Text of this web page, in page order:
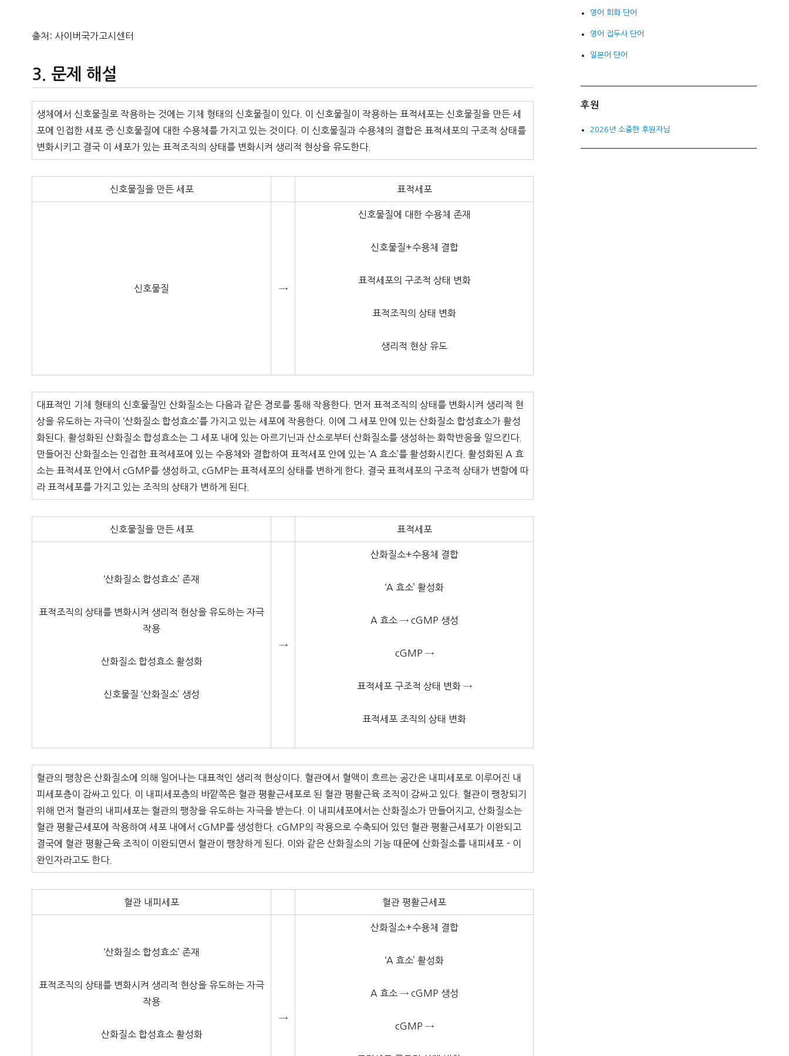
출처: 사이버국가고시센터
문제 해설
생체에서 신호물질로 작용하는 것에는 기체 형태의 신호물질이 있다. 이 신호물질이 작용하는 표적세포는 신호물질을 만든 세
포에 인접한 세포 중 신호물질에 대한 수용체를 가지고 있는 것이다. 이 신호물질과 수용체의 결합은 표적세포의 구조적 상태를
변화시키고 결국 이 세포가 있는 표적조직의 상태를 변화시켜 생리적 현상을 유도한다.
신호물질을 만든 세포 표적세포
신호물질 →
신호물질에 대한 수용체 존재
신호물질+수용체 결합
표적세포의 구조적 상태 변화
표적조직의 상태 변화
생리적 현상 유도
대표적인 기체 형태의 신호물질인 산화질소는 다음과 같은 경로를 통해 작용한다. 먼저 표적조직의 상태를 변화시켜 생리적 현
상을 유도하는 자극이 ‘산화질소 합성효소’를 가지고 있는 세포에 작용한다. 이에 그 세포 안에 있는 산화질소 합성효소가 활성
화된다. 활성화된 산화질소 합성효소는 그 세포 내에 있는 아르기닌과 산소로부터 산화질소를 생성하는 화학반응을 일으킨다.
만들어진 산화질소는 인접한 표적세포에 있는 수용체와 결합하여 표적세포 안에 있는 ‘A 효소’를 활성화시킨다. 활성화된 A 효
소는 표적세포 안에서 cGMP를 생성하고, cGMP는 표적세포의 상태를 변하게 한다. 결국 표적세포의 구조적 상태가 변함에 따
라 표적세포를 가지고 있는 조직의 상태가 변하게 된다.
신호물질을 만든 세포 표적세포
‘산화질소 합성효소’ 존재
표적조직의 상태를 변화시켜 생리적 현상을 유도하는 자극
작용
산화질소 합성효소 활성화
신호물질 ‘산화질소’ 생성
→
산화질소+수용체 결합
‘A 효소’ 활성화
A 효소 → cGMP 생성
cGMP →
표적세포 구조적 상태 변화 →
표적세포 조직의 상태 변화
혈관의 팽창은 산화질소에 의해 일어나는 대표적인 생리적 현상이다. 혈관에서 혈액이 흐르는 공간은 내피세포로 이루어진 내
피세포층이 감싸고 있다. 이 내피세포층의 바깥쪽은 혈관 평활근세포로 된 혈관 평활근육 조직이 감싸고 있다. 혈관이 팽창되기
위해 먼저 혈관의 내피세포는 혈관의 팽창을 유도하는 자극을 받는다. 이 내피세포에서는 산화질소가 만들어지고, 산화질소는
혈관 평활근세포에 작용하여 세포 내에서 cGMP를 생성한다. cGMP의 작용으로 수축되어 있던 혈관 평활근세포가 이완되고
결국에 혈관 평활근육 조직이 이완되면서 혈관이 팽창하게 된다. 이와 같은 산화질소의 기능 때문에 산화질소를 내피세포－이
완인자라고도 한다.
혈관 내피세포 혈관 평활근세포
‘산화질소 합성효소’ 존재
표적조직의 상태를 변화시켜 생리적 현상을 유도하는 자극
작용
산화질소 합성효소 활성화
→
산화질소+수용체 결합
‘A 효소’ 활성화
A 효소 → cGMP 생성
cGMP →
영어 회화 단어
영어 접두사 단어
일본어 단어
후원
2026년 소중한 후원자님